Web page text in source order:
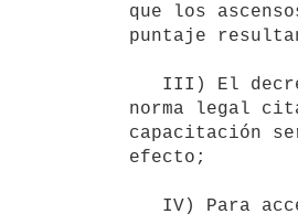
que los
puntaje
norma legal
capacitación
efecto;